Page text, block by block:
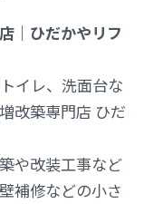
｜ひだかやリフ
イレ、洗面台な
改築専門店 ひだ
や改装工事など
補修などの小さ